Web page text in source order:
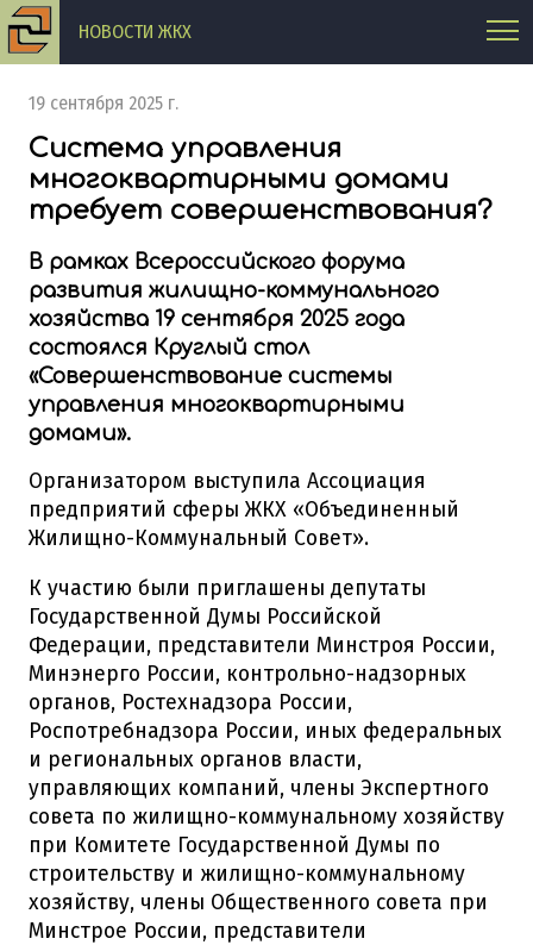
НОВОСТИ ЖКХ
19 сентября 2025 г.
Система управления
многоквартирными домами
требует совершенствования?
В рамках Всероссийского форума
развития жилищно-коммунального
хозяйства 19 сентября 2025 года
состоялся Круглый стол
«Совершенствование системы
управления многоквартирными
домами».
Организатором выступила Ассоциация
предприятий сферы ЖКХ «Объединенный
Жилищно-Коммунальный Совет».
К участию были приглашены депутаты
Государственной Думы Российской
Федерации, представители Минстроя России,
Минэнерго России, контрольно-надзорных
органов, Ростехнадзора России,
Роспотребнадзора России, иных федеральных
и региональных органов власти,
управляющих компаний, члены Экспертного
совета по жилищно-коммунальному хозяйству
при Комитете Государственной Думы по
строительству и жилищно-коммунальному
хозяйству, члены Общественного совета при
Минстрое России, представители